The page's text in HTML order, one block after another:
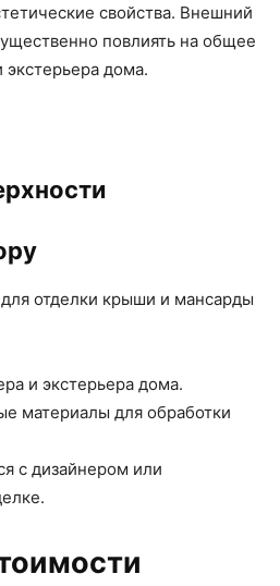
свойства. Внешний
повлиять на общее
экстерьера дома.
отделки крыши и мансарды
и экстерьера дома.
материалы для обработки
с дизайнером или